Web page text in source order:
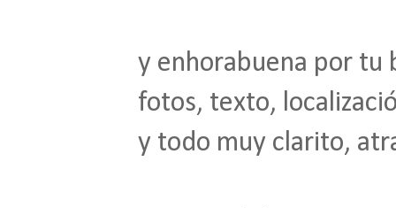
y enhorabuena por tu
fotos, texto,
y todo muy clarito,